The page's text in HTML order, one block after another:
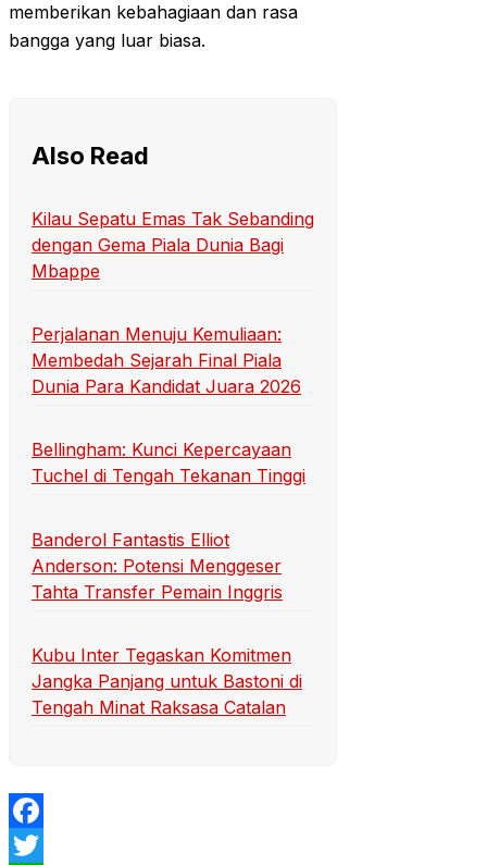
memberikan kebahagiaan dan rasa
bangga yang luar biasa.
Also Read
Kilau Sepatu Emas Tak Sebanding
dengan Gema Piala Dunia Bagi
Mbappe
Perjalanan Menuju Kemuliaan:
Membedah Sejarah Final Piala
Dunia Para Kandidat Juara 2026
Bellingham: Kunci Kepercayaan
Tuchel di Tengah Tekanan Tinggi
Banderol Fantastis Elliot
Anderson: Potensi Menggeser
Tahta Transfer Pemain Inggris
Kubu Inter Tegaskan Komitmen
Jangka Panjang untuk Bastoni di
Tengah Minat Raksasa Catalan
Facebook